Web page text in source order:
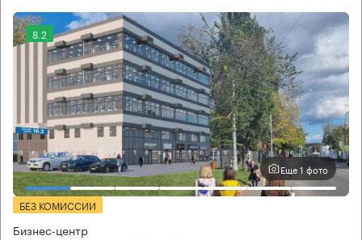
8.2
Еще 1 фото
БЕЗ КОМИССИИ
Бизнес-центр